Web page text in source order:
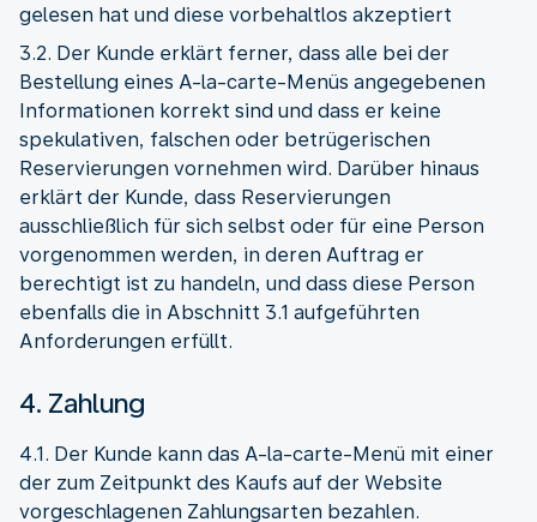
gelesen hat und diese vorbehaltlos akzeptiert
3.2. Der Kunde erklärt ferner, dass alle bei der
Bestellung eines A-la-carte-Menüs angegebenen
Informationen korrekt sind und dass er keine
spekulativen, falschen oder betrügerischen
Reservierungen vornehmen wird. Darüber hinaus
erklärt der Kunde, dass Reservierungen
ausschließlich für sich selbst oder für eine Person
vorgenommen werden, in deren Auftrag er
berechtigt ist zu handeln, und dass diese Person
ebenfalls die in Abschnitt 3.1 aufgeführten
Anforderungen erfüllt.
4. Zahlung
4.1. Der Kunde kann das A-la-carte-Menü mit einer
der zum Zeitpunkt des Kaufs auf der Website
vorgeschlagenen Zahlungsarten bezahlen.